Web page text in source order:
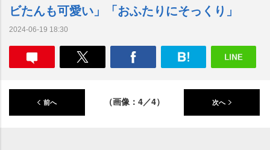
ビたんも可愛い」「おふたりにそっくり」
2024-06-19 18:30
前へ （画像：4／4） 次へ